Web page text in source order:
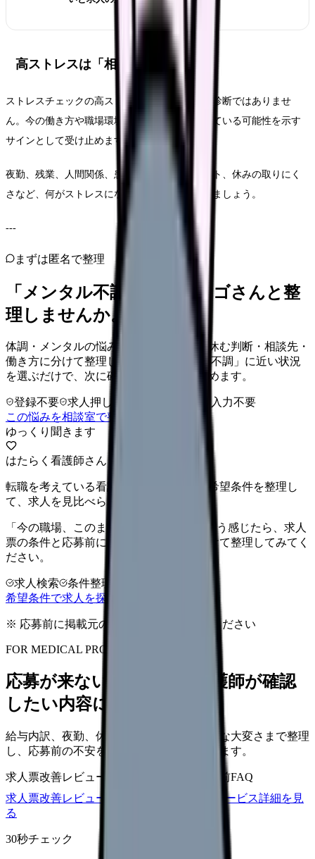
高ストレスは「相談するサイン」
ストレスチェックの高ストレス判定は、病名の診断ではありませ
ん。今の働き方や職場環境が心身に負担をかけている可能性を示す
サインとして受け止めます。
夜勤、残業、人間関係、患者対応、ハラスメント、休みの取りにく
さなど、何がストレスになっているかを整理しましょう。
---
まずは匿名で整理
「メンタル不調」を、カンゴさんと整
理しませんか。
体調・メンタルの悩みを、今の危険度・休む判断・相談先・
働き方に分けて整理します。 「メンタル不調」に近い状況
を選ぶだけで、次に確認することまで進めます。
登録不要 求人押し売りなし
病院名は入力不要
この悩みを相談室で整理する
ゆっくり聞きます
はたらく看護師さん 求人
転職を考えている看護師さんへ。まずは希望条件を整理し
て、求人を見比べられます。
「今の職場、このままでいいのかな...」そう感じたら、求人
票の条件と応募前に確認したい不安を分けて整理してみてく
ださい。
求人検索 条件整理
希望条件で求人を探す
※ 応募前に掲載元の最新情報を確認してください
FOR MEDICAL PROVIDERS
応募が来ない求人票を、看護師が確認
したい内容に直せます
給与内訳、夜勤、休日、教育、職場の正直な大変さまで整理
し、応募前の不安を減らす求人票へ改善します。
求人票改善レビュー
応募前FAQ
求人票改善レビューの見積もりを依頼
サービス詳細を見
る
30秒チェック